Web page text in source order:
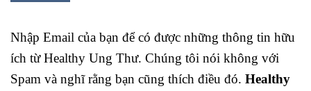
Nhập Email của bạn để có được những thông tin hữu
ích từ Healthy Ung Thư. Chúng tôi nói không với
Spam và nghĩ rằng bạn cũng thích điều đó. Healthy